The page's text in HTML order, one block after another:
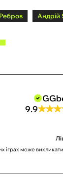
Андрій
9.9
іграх може